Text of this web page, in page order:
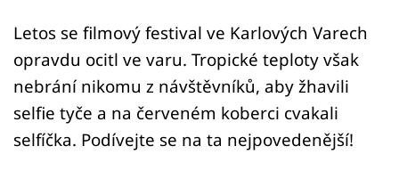
Sledujte nás
Letos se filmový festival ve Karlových Varech
opravdu ocitl ve varu. Tropické teploty však
nebrání nikomu z návštěvníků, aby žhavili
selfie tyče a na červeném koberci cvakali
selfíčka. Podívejte se na ta nejpovedenější!